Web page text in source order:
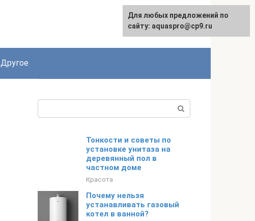
Другое
Тонкости и советы по
установке унитаза на
деревянный пол в
частном доме
Красота
Почему нельзя
устанавливать газовый
котел в ванной?
Для любых предложений по
сайту: aquaspro@cp9.ru